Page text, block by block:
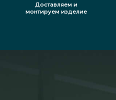
Доставляем и
монтируем изделие